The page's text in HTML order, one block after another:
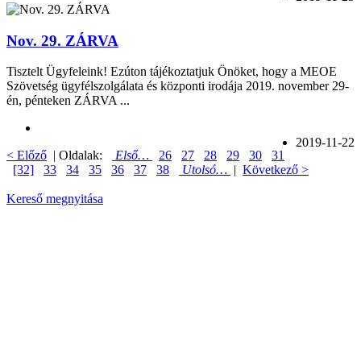
Nov. 29. ZÁRVA
Tisztelt Ügyfeleink! Ezúton tájékoztatjuk Önöket, hogy a MEOE
Szövetség ügyfélszolgálata és központi irodája 2019. november 29-
én, pénteken ZÁRVA ...
2019-11-22
< Előző | Oldalak: Első… 26 27 28 29 30
31
[32]
33 34 35 36 37 38 Utolsó… | Következő >
Kereső megnyitása